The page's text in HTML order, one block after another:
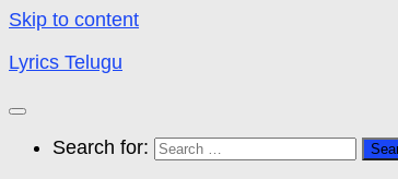
Skip to content
Lyrics Telugu
Search for: